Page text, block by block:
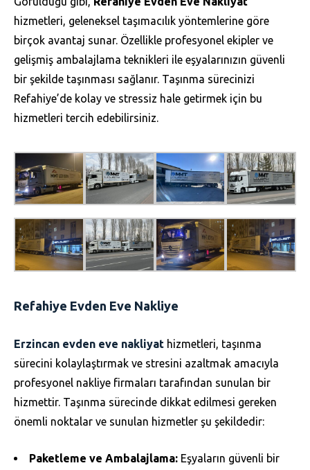
hizmetleri, geleneksel taşımacılık yöntemlerine göre
birçok avantaj sunar. Özellikle profesyonel ekipler ve
gelişmiş ambalajlama teknikleri ile eşyalarınızın güvenli
bir şekilde taşınması sağlanır. Taşınma sürecinizi
Refahiye’de kolay ve stressiz hale getirmek için bu
hizmetleri tercih edebilirsiniz.
Refahiye Evden Eve Nakliye
Erzincan evden eve nakliyat hizmetleri, taşınma
sürecini kolaylaştırmak ve stresini azaltmak amacıyla
profesyonel nakliye firmaları tarafından sunulan bir
hizmettir. Taşınma sürecinde dikkat edilmesi gereken
önemli noktalar ve sunulan hizmetler şu şekildedir:
Paketleme ve Ambalajlama: Eşyaların güvenli bir